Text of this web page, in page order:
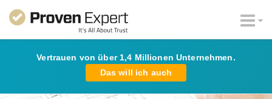
Vertrauen von über 1,4 Millionen Unternehmen.
Das will ich auch